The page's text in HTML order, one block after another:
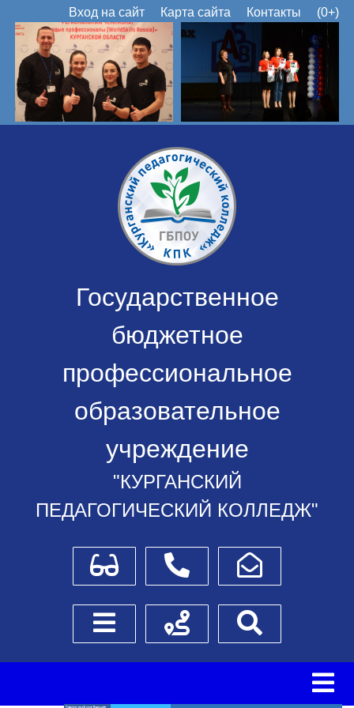
Вход на сайт Карта сайта Контакты (0+)
Государственное
бюджетное
профессиональное
образовательное
учреждение
"КУРГАНСКИЙ
ПЕДАГОГИЧЕСКИЙ КОЛЛЕДЖ"
Для слабовидящихТелефоныНаписать обращение
Боковое менюСхема проезда